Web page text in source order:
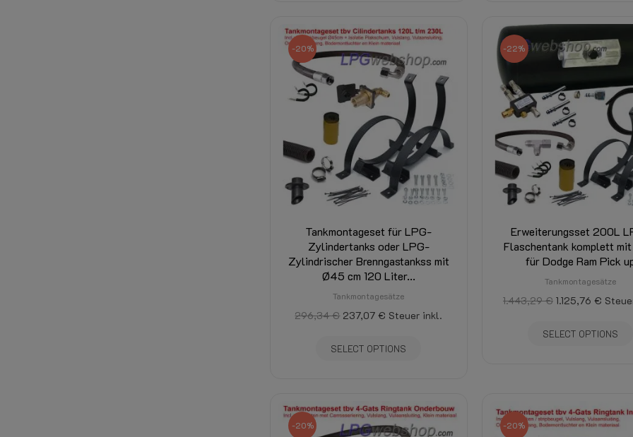
-20%
Tankmontageset für LPG-
Zylindertanks oder LPG-
Zylindrischer Brenngastankss mit
Ø45 cm 120 Liter...
Tankmontagesätze
296,34 € 237,07 € Steuer inkl.
SELECT OPTIONS
-22%
Erweiterungsset 200L
Flaschentank komplett
für Dodge Ram Pick
Tankmontagesätze
1.443,29 € 1.125,76 €
SELECT OPTIONS
-20% -20%